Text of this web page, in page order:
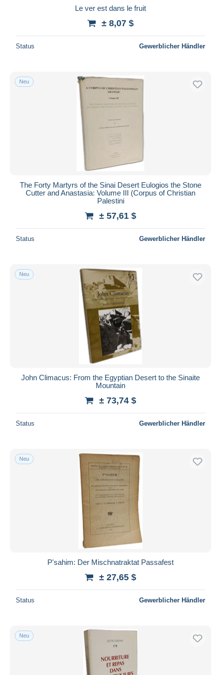
Le ver est dans le fruit
± 8,07 $
Status Gewerblicher Händler
Neu
The Forty Martyrs of the Sinai Desert Eulogios the Stone
Cutter and Anastasia: Volume III (Corpus of Christian
Palestini
± 57,61 $
Status Gewerblicher Händler
Neu
John Climacus: From the Egyptian Desert to the Sinaite
Mountain
± 73,74 $
Status Gewerblicher Händler
Neu
P'sahim: Der Mischnatraktat Passafest
± 27,65 $
Status Gewerblicher Händler
Neu